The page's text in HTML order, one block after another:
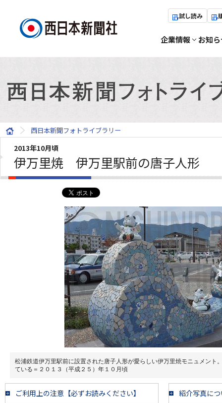
試し読み
企業情報 お知
西日本新聞フォトライブラリー
2013年10月頃
伊万里焼 伊万里駅前の唐子人形
松浦鉄道伊万里駅前に設置された唐子人形が愛らしい伊万里焼モニュメント
ている＝２０１３（平成２５）年１０月頃
ご利用上の注意【必ずお読みください】 紹介写真に